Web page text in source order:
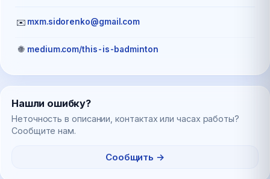
✉️ mxm.sidorenko@gmail.com
🌐 medium.com/this-is-badminton
Нашли ошибку?
Неточность в описании, контактах или часах работы?
Сообщите нам.
Сообщить →